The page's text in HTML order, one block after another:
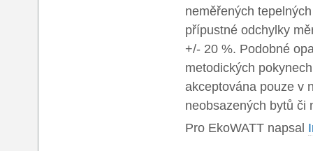
neměřených
přípustné odchylky
+/- 20 %. Podobné
metodických
akceptována pouze v
neobsazených bytů či
Pro EkoWATT napsal